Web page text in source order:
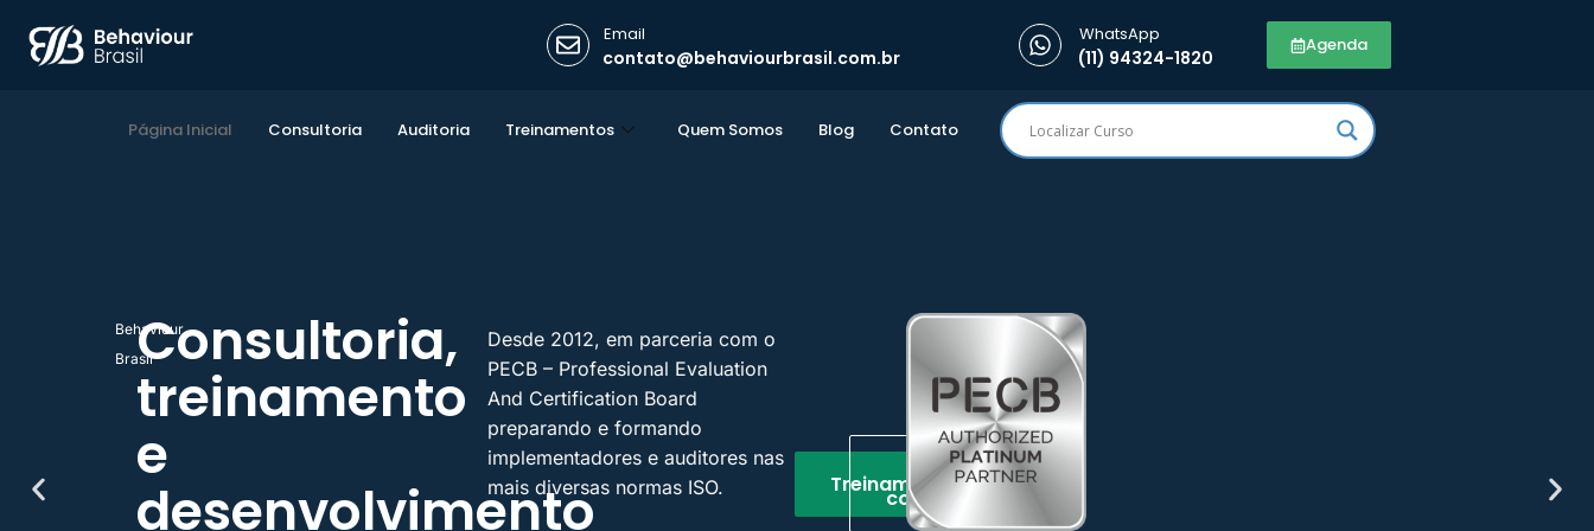
Email
contato@behaviourbrasil.com.br
WhatsApp
(11) 94324-1820
Agenda
Página Inicial Consultoria Auditoria Treinamentos Quem Somos Blog Contato
Parceria
Oficial
PECB
no Saiba mais